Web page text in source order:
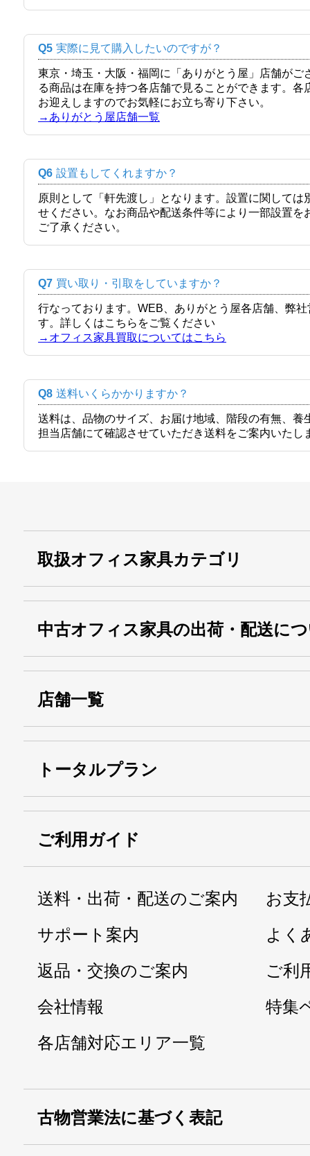
Q5 実際に見て購入したいのですが？
東京・埼玉・大阪・福岡に「ありがとう屋」店舗が
る商品は在庫を持つ各店舗で見ることができます。
お迎えしますのでお気軽にお立ち寄り下さい。
→ありがとう屋店舗一覧
Q6 設置もしてくれますか？
原則として「軒先渡し」となります。設置に関して
せください。なお商品や配送条件等により一部設置
ご了承ください。
Q7 買い取り・引取をしていますか？
行なっております。WEB、ありがとう屋各店舗、弊
す。詳しくはこちらをご覧ください
→オフィス家具買取についてはこちら
Q8 送料いくらかかりますか？
送料は、品物のサイズ、お届け地域、階段の有無、
担当店舗にて確認させていただき送料をご案内いたし
取扱オフィス家具カテゴリ
中古オフィス家具の出荷・配送に
店舗一覧
トータルプラン
ご利用ガイド
送料・出荷・配送のご案内
お支
サポート案内
よく
返品・交換のご案内
ご利
会社情報
特集
各店舗対応エリア一覧
古物営業法に基づく表記